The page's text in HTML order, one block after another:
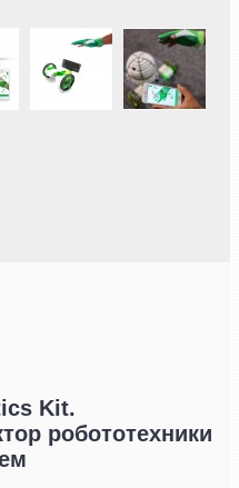
Kit.
робототехники